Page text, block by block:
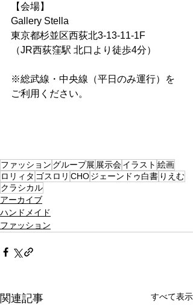
【会場】
Gallery Stella
東京都杉並区西荻北3-13-11-1F
（JR西荻窪駅 北口より徒歩4分）
※総武線・中央線（平日のみ運行）を
ご利用ください。
ファッション グループ展 展示会イラスト 絵画
ロリィタ ゴスロリ CHOジェーンドゥ白書 りえむ
クラシカル
アーカイブ
ハンドメイド
ファッション
関連記事 すべて表示